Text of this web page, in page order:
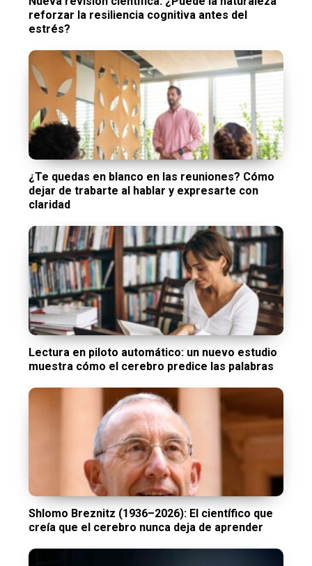
reforzar la resiliencia cognitiva antes del
estrés?
¿Te quedas en blanco en las reuniones? Cómo
dejar de trabarte al hablar y expresarte con
claridad
Lectura en piloto automático: un nuevo estudio
muestra cómo el cerebro predice las palabras
Shlomo Breznitz (1936–2026): El científico que
creía que el cerebro nunca deja de aprender